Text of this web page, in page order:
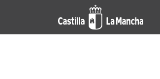
Pasar al contenido principal
Actualidad de la